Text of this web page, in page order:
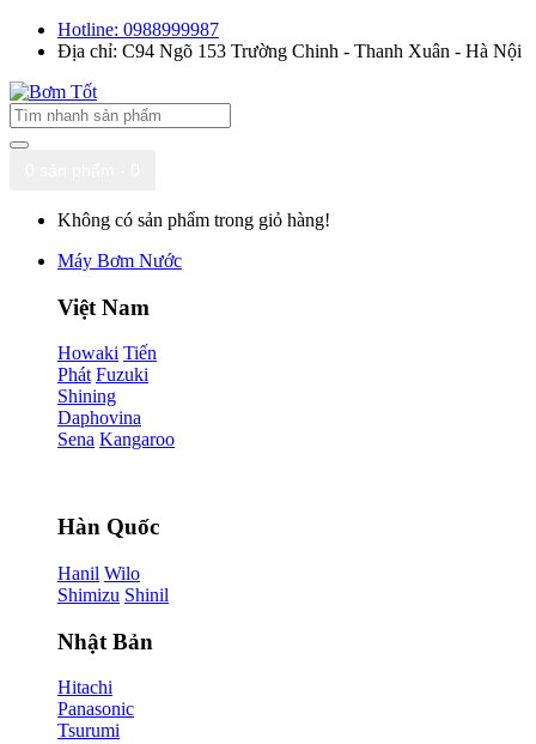
Hotline: 0988999987
Địa chỉ: C94 Ngõ 153 Trường Chinh - Thanh Xuân - Hà Nội
Không có sản phẩm trong giỏ hàng!
Máy Bơm Nước
Việt Nam
Howaki Tiến
Phát Fuzuki
Shining
Daphovina
Sena Kangaroo
Hàn Quốc
Hanil Wilo
Shimizu Shinil
Nhật Bản
Hitachi
Panasonic
Tsurumi